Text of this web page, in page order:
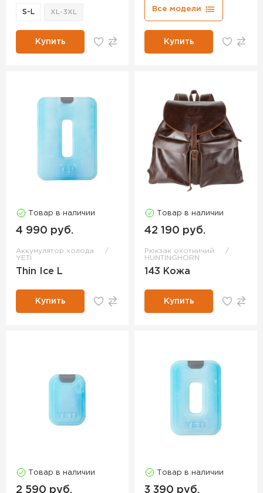
S-L XL-3XL
Купить
Все модели
Купить
Товар в наличии
4 990 руб.
Аккумулятор холода
YETI
Thin Ice L
Купить
Товар в наличии
42 190 руб.
Рюкзак охотничий
HUNTINGHORN
143 Кожа
Купить
Товар в наличии
2 590 руб.
Товар в наличии
3 390 руб.